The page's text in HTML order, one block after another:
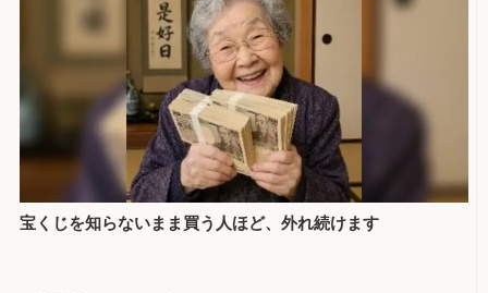
宝くじを知らないまま買う人ほど、外れ続けます